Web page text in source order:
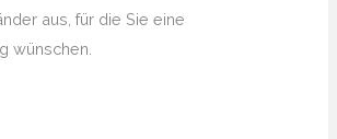
aus, für die Sie eine
wünschen.